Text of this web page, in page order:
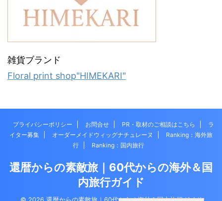
雑貨ブランド
Floral print shop"HIMEKARI"
プライバシーポリシー お問合せ PR・取材のご相談はこちら
ラ
イター募集
オーダーメイドウィッグナチュレーヌ
Ranking：海外旅
行
Ranking：国内旅行
還暦からの素敵旅｜60代からの海外＆国
内旅行ガイド